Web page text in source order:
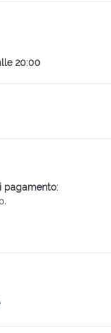
20:00
pagamento: